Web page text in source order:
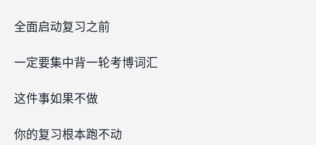
全面启动复习之前
一定要集中背一轮考博词汇
这件事如果不做
你的复习根本跑不动